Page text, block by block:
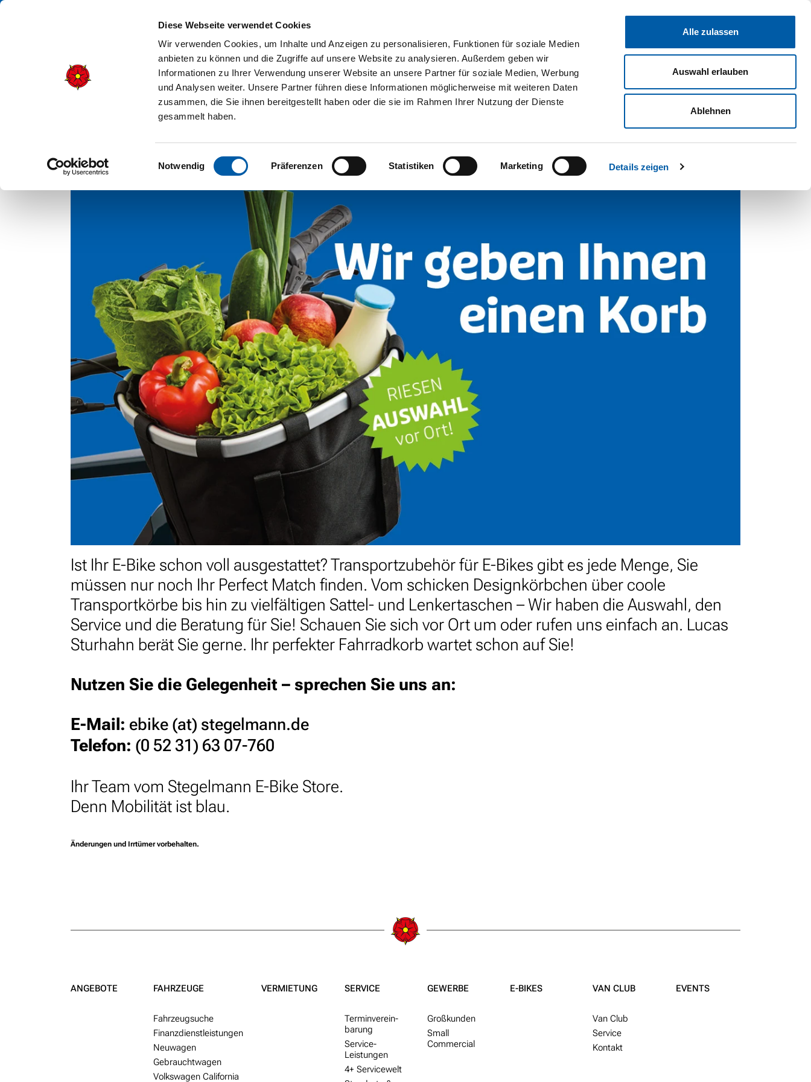
Diese Webseite verwendet Cookies
Wir verwenden Cookies, um Inhalte und Anzeigen zu personalisieren, Funktionen für soziale Medien
anbieten zu können und die Zugriffe auf unsere Website zu analysieren. Außerdem geben wir
Informationen zu Ihrer Verwendung unserer Website an unsere Partner für soziale Medien, Werbung
und Analysen weiter. Unsere Partner führen diese Informationen möglicherweise mit weiteren Daten
zusammen, die Sie ihnen bereitgestellt haben oder die sie im Rahmen Ihrer Nutzung der Dienste
gesammelt haben.
Einwilligungsauswahl
Notwendig Präferenzen Statistiken Marketing Details zeigen
Alle zulassen
Auswahl erlauben
Ablehnen
FAHRZEUGE VERMIETUNG SERVICE E-BIKES VAN CLUB
19.06.2025
WIR GEBEN IHNEN EINEN KORB: JETZT KORB FÜR IHR E-BIKE KAUFEN!
Ist Ihr E-Bike schon voll ausgestattet? Transportzubehör für E-Bikes gibt es jede Menge, Sie
müssen nur noch Ihr Perfect Match finden. Vom schicken Designkörbchen über coole
Transportkörbe bis hin zu vielfältigen Sattel- und Lenkertaschen – Wir haben die Auswahl, den
Service und die Beratung für Sie! Schauen Sie sich vor Ort um oder rufen uns einfach an. Lucas
Sturhahn berät Sie gerne. Ihr perfekter Fahrradkorb wartet schon auf Sie!
Nutzen Sie die Gelegenheit – sprechen Sie uns an:
E-Mail: ebike (at) stegelmann.de
Telefon: (0 52 31) 63 07-760
Ihr Team vom Stegelmann E-Bike Store.
Denn Mobilität ist blau.
Änderungen und Irrtümer vorbehalten.
ANGEBOTE FAHRZEUGE
Fahr­zeug­suche
Finanzdienstleistungen
Neu­wagen
Gebraucht­wagen
Volkswagen California
VERMIETUNG SERVICE
Termin­ver­ein­
barung
Service-
Leistungen
4+ Service­welt
GEWERBE
Groß­kunden
Small
Commercial
E-BIKES VAN CLUB
Van Club
Service
Kontakt
EVENTS